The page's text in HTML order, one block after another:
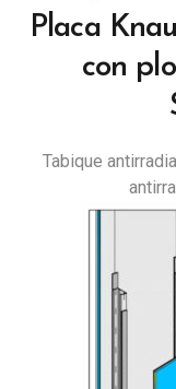
Placa
con
Tabique